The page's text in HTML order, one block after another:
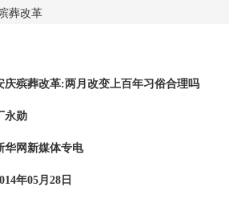
葬改革
庆殡葬改革:两月改变上百年习俗合理吗
永勋
华网新媒体专电
年05月 28 日